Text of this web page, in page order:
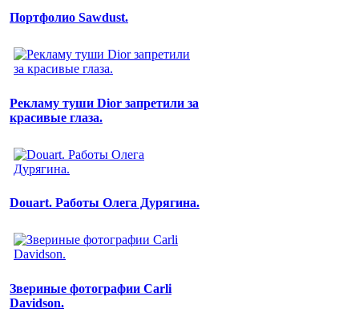
Портфолио Sawdust.
Рекламу туши Dior запретили за
красивые глаза.
Douart. Работы Олега Дурягина.
Звериные фотографии Carli
Davidson.